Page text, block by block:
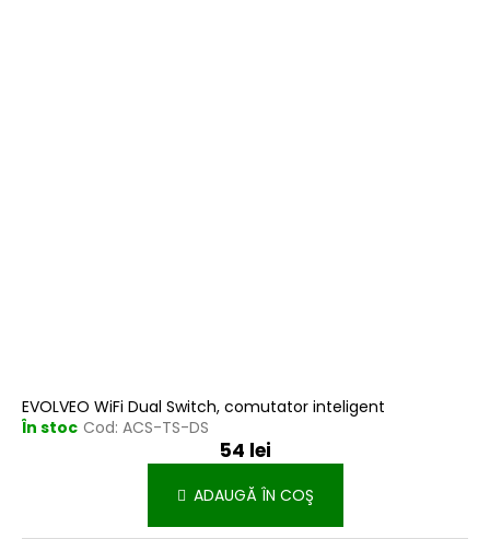
EVOLVEO WiFi Dual Switch, comutator inteligent
În stoc Cod: ACS-TS-DS
54 lei
ADAUGĂ ÎN COŞ